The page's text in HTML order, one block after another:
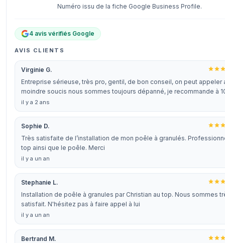
Numéro issu de la fiche Google Business Profile.
4 avis vérifiés Google
AVIS CLIENTS
Virginie G.
Entreprise sérieuse, très pro, gentil, de bon conseil, on peut appeler
moindre soucis nous sommes toujours dépanné, je recommande à
il y a 2 ans
Sophie D.
Très satisfaite de l’installation de mon poêle à granulés.
top ainsi que le poêle. Merci
il y a un an
Stephanie L.
Installation de poêle à granules par Christian au top. Nous sommes
satisfait. N'hésitez pas à faire appel à lui
il y a un an
Bertrand M.